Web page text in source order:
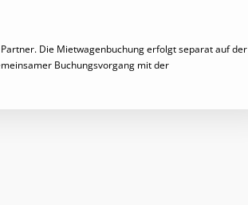
Die Mietwagenbuchung erfolgt separat auf der
Buchungsvorgang mit der